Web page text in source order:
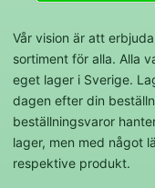
Vår vision är att
sortiment för alla. Alla
eget lager i Sverige.
dagen efter din
beställningsvaror
lager, men med något
respektive produkt.